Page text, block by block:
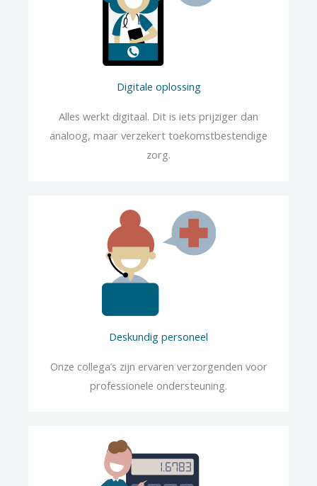
Digitale oplossing
Alles werkt digitaal. Dit is iets prijziger dan
analoog, maar verzekert toekomstbestendige
zorg.
Deskundig personeel
Onze collega’s zijn ervaren verzorgenden voor
professionele ondersteuning.